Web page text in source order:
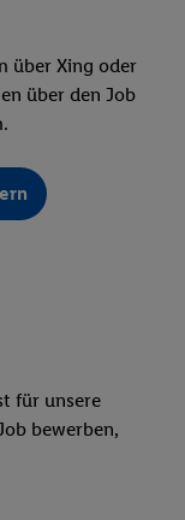
über Xing oder
über den Job
für unsere
bewerben,